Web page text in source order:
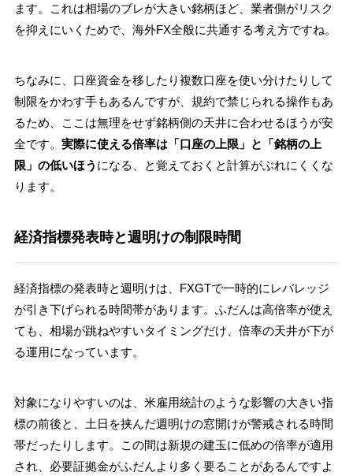
ます。これは相場のブレが大きい銘柄ほど、業者側がリスク
を抑えにいくためで、海外FX全般に共通する考え方ですね。
ちなみに、口座資金を移したり複数口座を使い分けたりして
制限をかわす手もあるんですが、規約で禁じられる操作もあ
るため、ここは無理をせず銘柄側の天井に合わせるほうが安
全です。 実際に使える倍率は「口座の上限」と「銘柄の上
限」の低いほう になる、と覚えておくと計算がぶれにくくな
ります。
経済指標発表時と週明けの制限時間
経済指標の発表時と週明けは、FXGTで一時的にレバレッジ
が引き下げられる時間帯があります。ふだんは高倍率が使え
ても、相場が跳ねやすいタイミングだけ、倍率の天井が下が
る運用になっています。
対象になりやすいのは、米雇用統計のような影響の大きい指
標の前後と、土日を挟んだ週明けの窓開けが警戒される時間
帯だったりします。この間は新規の建玉に低めの倍率が適用
され、必要証拠金がふだんより多く要ることがあるんですよ